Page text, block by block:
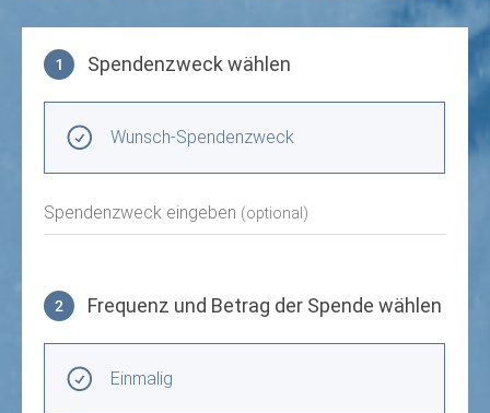
1 Spendenzweck wählen
Wunsch-Spendenzweck
Spendenzweck eingeben (optional)
2 Frequenz und Betrag der Spende wählen
Einmalig